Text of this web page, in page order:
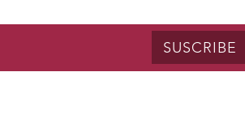
SUSCRIBE